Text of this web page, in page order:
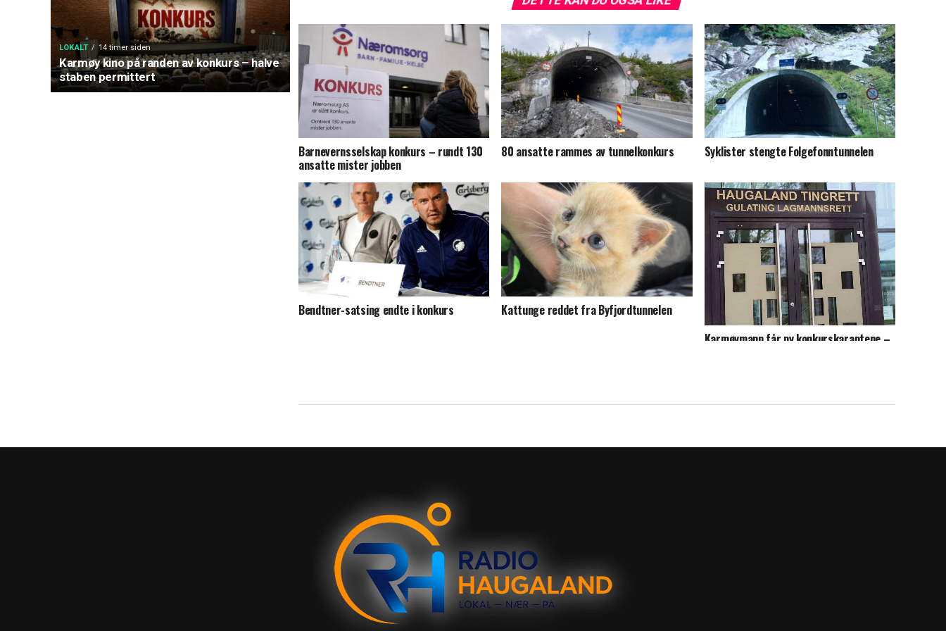
LOKALT 14 timer siden
Karmøy kino på randen av konkurs – halve
staben permittert
Barnevernsselskap konkurs – rundt 130
ansatte mister jobben
80 ansatte rammes av tunnelkonkurs Syklister stengte Folgefonntunnelen
Bendtner-satsing endte i konkurs
Kattunge reddet fra Byfjordtunnelen
Karmøymann får ny konkurskarantene –